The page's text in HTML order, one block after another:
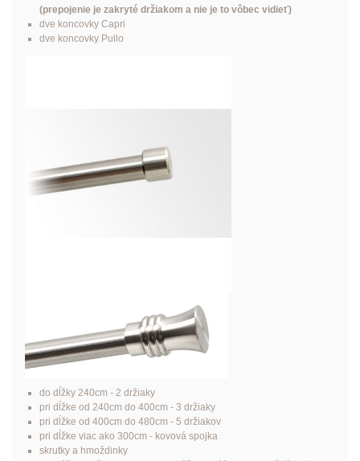
(prepojenie je zakryté držiakom a nie je to vôbec vidieť)
dve koncovky Capri
dve koncovky Pullo
do dĺžky 240cm - 2 držiaky
pri dĺžke od 240cm do 400cm - 3 držiaky
pri dĺžke od 400cm do 480cm - 5 držiakov
pri dĺžke viac ako 300cm - kovová spojka
skrutky a hmoždinky